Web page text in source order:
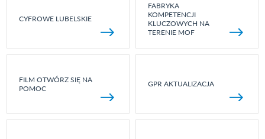
CYFROWE LUBELSKIE
FABRYKA
KOMPETENCJI
KLUCZOWYCH NA
TERENIE MOF
FILM OTWÓRZ SIĘ NA
POMOC
GPR AKTUALIZACJA